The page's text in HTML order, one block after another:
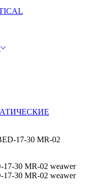
17-30 MR-02